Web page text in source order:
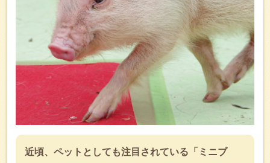
近頃、ペットとしても注目されている「ミニブ